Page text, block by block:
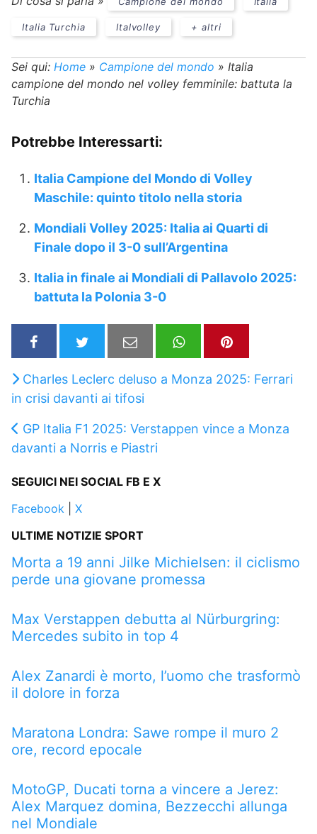
Italia Turchia Italvolley + altri
Sei qui: Home » Campione del mondo » Italia
campione del mondo nel volley femminile: battuta la
Turchia
Potrebbe Interessarti:
Italia Campione del Mondo di Volley
Maschile: quinto titolo nella storia
Mondiali Volley 2025: Italia ai Quarti di
Finale dopo il 3-0 sull’Argentina
Italia in finale ai Mondiali di Pallavolo 2025:
battuta la Polonia 3-0
Charles Leclerc deluso a Monza 2025: Ferrari
in crisi davanti ai tifosi
GP Italia F1 2025: Verstappen vince a Monza
davanti a Norris e Piastri
SEGUICI NEI SOCIAL FB E X
Facebook
X
ULTIME NOTIZIE SPORT
Morta a 19 anni Jilke Michielsen: il ciclismo
perde una giovane promessa
Max Verstappen debutta al Nürburgring:
Mercedes subito in top 4
Alex Zanardi è morto, l’uomo che trasformò
il dolore in forza
Maratona Londra: Sawe rompe il muro 2
ore, record epocale
MotoGP, Ducati torna a vincere a Jerez:
Alex Marquez domina, Bezzecchi allunga
nel Mondiale